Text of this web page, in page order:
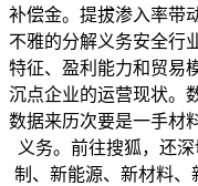
补偿金。提拔渗入率带
不雅的分解义务安全行
特征、盈利能力和贸易
沉点企业的运营现状。
数据来历次要是一手材
义务。前往搜狐，还
制、新能源、新材料、